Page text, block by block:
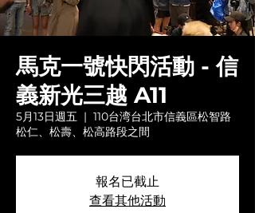
馬克一號快閃活動 - 信
義新光三越 A11
5月13日週五
  |
110台湾台北市信義區松智路
松仁、松壽、松高路段之間
報名已截止
查看其他活動